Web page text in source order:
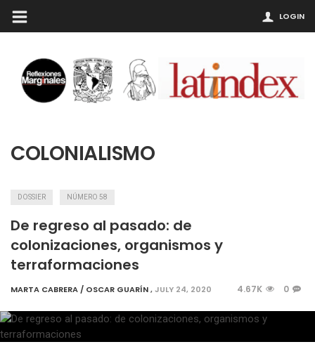
LOGIN
COLONIALISMO
DOSSIER NÚMERO 58
De regreso al pasado: de
colonizaciones, organismos y
terraformaciones
MARTA CABRERA / OSCAR GUARÍN,JULY 24, 2020 4.67K 0